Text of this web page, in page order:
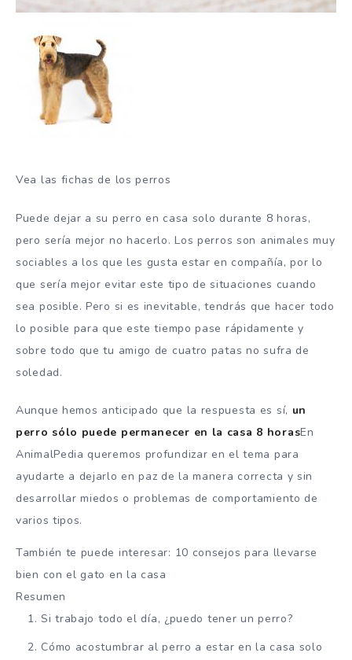
Vea las fichas de los perros
Puede dejar a su perro en casa solo durante 8 horas,
pero sería mejor no hacerlo. Los perros son animales muy
sociables a los que les gusta estar en compañía, por lo
que sería mejor evitar este tipo de situaciones cuando
sea posible. Pero si es inevitable, tendrás que hacer todo
lo posible para que este tiempo pase rápidamente y
sobre todo que tu amigo de cuatro patas no sufra de
soledad.
Aunque hemos anticipado que la respuesta es sí, un
perro sólo puede permanecer en la casa 8 horasEn
AnimalPedia queremos profundizar en el tema para
ayudarte a dejarlo en paz de la manera correcta y sin
desarrollar miedos o problemas de comportamiento de
varios tipos.
También te puede interesar: 10 consejos para llevarse
bien con el gato en la casa
Resumen
Si trabajo todo el día, ¿puedo tener un perro?
Cómo acostumbrar al perro a estar en la casa solo